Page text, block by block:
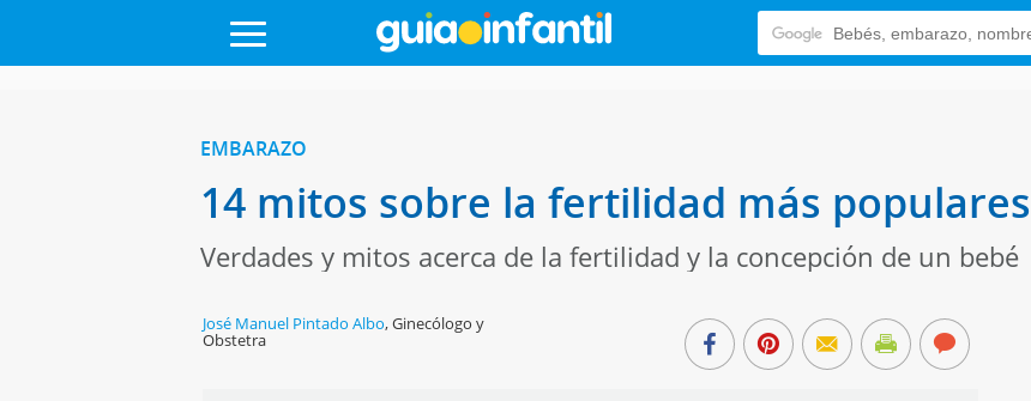
EMBARAZO
14 mitos sobre la fertilidad más populares
Verdades y mitos acerca de la fertilidad y la concepción de un bebé
José Manuel Pintado Albo,Ginecólogo y
Obstetra